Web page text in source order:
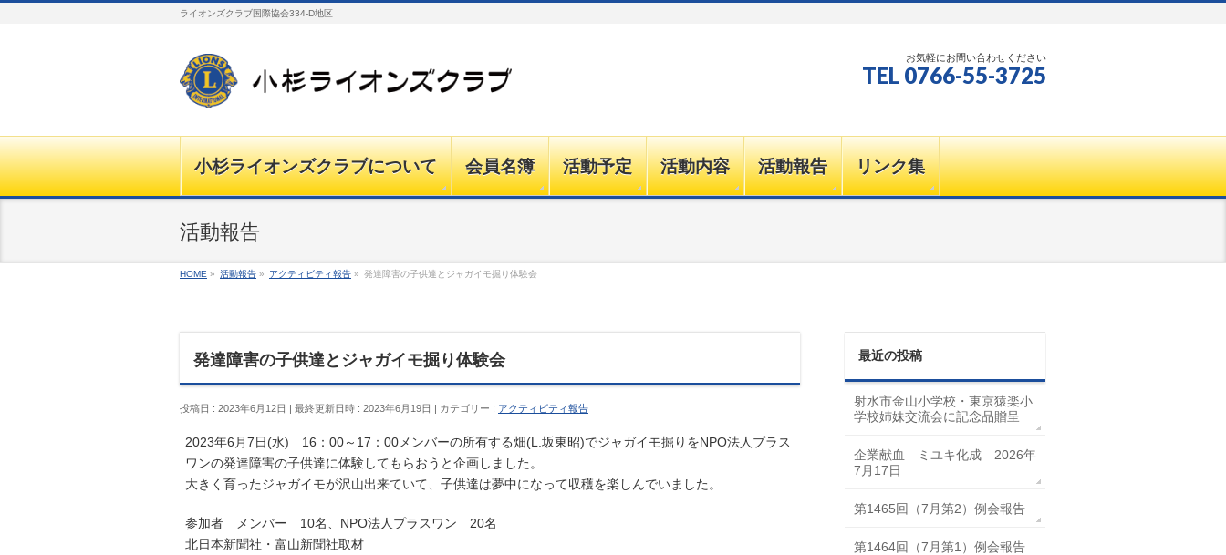
ライオンズクラブ国際協会334-D地区
お気軽にお問い合わせください
TEL 0766-55-3725
小杉ライオンズクラブについて 会員名簿 活動予定 活動内容 活動報告 リンク集
活動報告
HOME » 活動報告 » アクティビティ報告 » 発達障害の子供達とジャガイモ掘り体験会
発達障害の子供達とジャガイモ掘り体験会
投稿日 : 2023年6月12日 最終更新日時 : 2023年6月19日 カテゴリー : アクティビティ報告
2023年6月7日(水) 16：00～17：00メンバーの所有する畑(L.坂東昭)でジャガイモ掘りをNPO法人プラス
ワンの発達障害の子供達に体験してもらおうと企画しました。
大きく育ったジャガイモが沢山出来ていて、子供達は夢中になって収穫を楽しんでいました。
参加者 メンバー 10名、NPO法人プラスワン 20名
北日本新聞社・富山新聞社取材
最近の投稿
射水市金山小学校・東京猿楽小
学校姉妹交流会に記念品贈呈
企業献血 ミユキ化成 2026年
7月17日
第1465回（7月第2）例会報告
第1464回（7月第1）例会報告